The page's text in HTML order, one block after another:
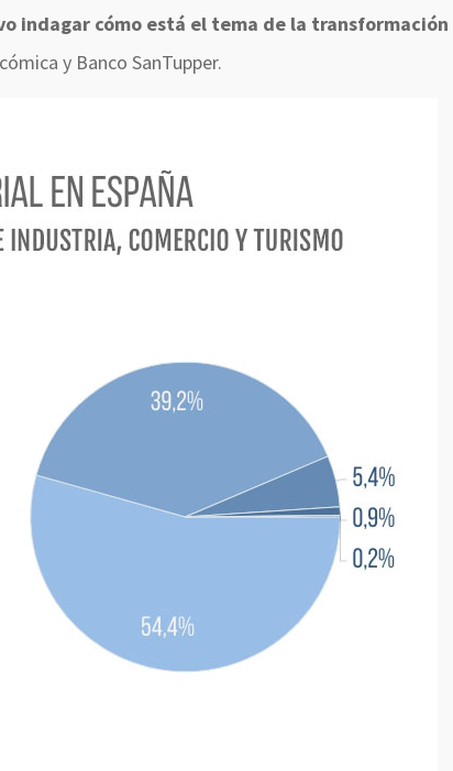
indagar cómo está el tema de la
y Banco SanTupper.